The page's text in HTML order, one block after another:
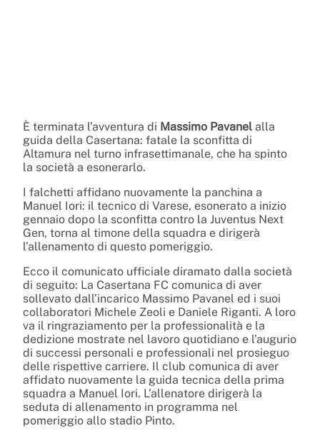
È terminata l’avventura di Massimo Pavanel alla
guida della Casertana: fatale la sconfitta di
Altamura nel turno infrasettimanale, che ha spinto
la società a esonerarlo.
I falchetti affidano nuovamente la panchina a
Manuel Iori: il tecnico di Varese, esonerato a inizio
gennaio dopo la sconfitta contro la Juventus Next
Gen, torna al timone della squadra e dirigerà
l’allenamento di questo pomeriggio.
Ecco il comunicato ufficiale diramato dalla società
di seguito: La Casertana FC comunica di aver
sollevato dall’incarico Massimo Pavanel ed i suoi
collaboratori Michele Zeoli e Daniele Riganti. A loro
va il ringraziamento per la professionalità e la
dedizione mostrate nel lavoro quotidiano e l’augurio
di successi personali e professionali nel prosieguo
delle rispettive carriere. Il club comunica di aver
affidato nuovamente la guida tecnica della prima
squadra a Manuel Iori. L’allenatore dirigerà la
seduta di allenamento in programma nel
pomeriggio allo stadio Pinto.